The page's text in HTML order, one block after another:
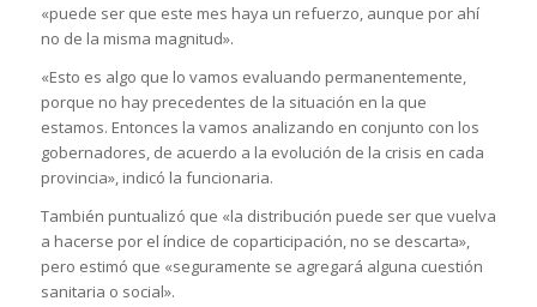
«puede ser que este mes haya un refuerzo, aunque por ahí
no de la misma magnitud».
«Esto es algo que lo vamos evaluando permanentemente,
porque no hay precedentes de la situación en la que
estamos. Entonces la vamos analizando en conjunto con los
gobernadores, de acuerdo a la evolución de la crisis en cada
provincia», indicó la funcionaria.
También puntualizó que «la distribución puede ser que vuelva
a hacerse por el índice de coparticipación, no se descarta»,
pero estimó que «seguramente se agregará alguna cuestión
sanitaria o social».